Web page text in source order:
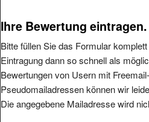
Ihre Bewertung eintragen.
Bitte füllen Sie das Formular
Eintragung dann so schnell als
Bewertungen von Usern mit
Pseudomailadressen können wir
Die angegebene Mailadresse wird